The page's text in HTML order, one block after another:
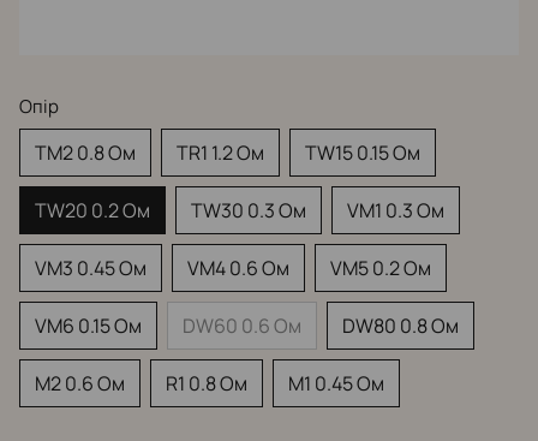
Опір
TM2 0.8 Ом TR1 1.2 Ом TW15 0.15 Ом
TW20 0.2 Ом TW30 0.3 Ом VM1 0.3 Ом
VM3 0.45 Ом VM4 0.6 Ом VM5 0.2 Ом
VM6 0.15 Ом DW60 0.6 Ом DW80 0.8 Ом
M2 0.6 Ом R1 0.8 Ом M1 0.45 Ом